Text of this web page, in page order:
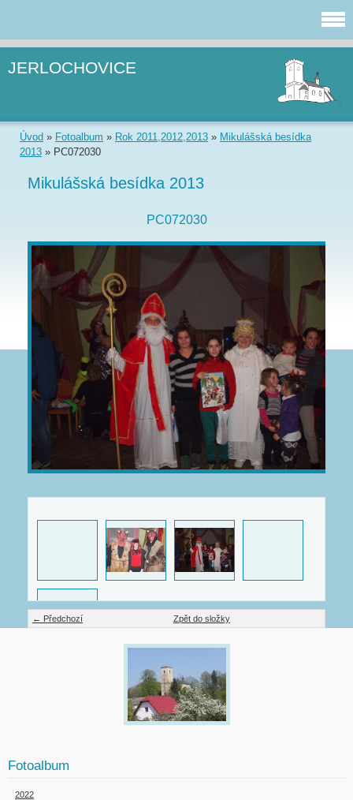
JERLOCHOVICE
Úvod » Fotoalbum » Rok 2011,2012,2013 » Mikulášská besídka
2013 » PC072030
Mikulášská besídka 2013
PC072030
← Předchozí Zpět do složky
Fotoalbum
2022